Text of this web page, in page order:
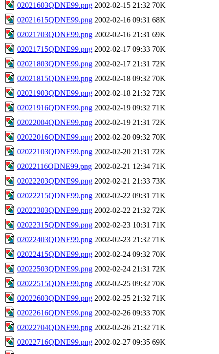
02021603QDNE99.png 2002-02-15 21:32 70K
02021615QDNE99.png 2002-02-16 09:31 68K
02021703QDNE99.png 2002-02-16 21:31 69K
02021715QDNE99.png 2002-02-17 09:33 70K
02021803QDNE99.png 2002-02-17 21:31 72K
02021815QDNE99.png 2002-02-18 09:32 70K
02021903QDNE99.png 2002-02-18 21:32 72K
02021916QDNE99.png 2002-02-19 09:32 71K
02022004QDNE99.png 2002-02-19 21:31 72K
02022016QDNE99.png 2002-02-20 09:32 70K
02022103QDNE99.png 2002-02-20 21:31 72K
02022116QDNE99.png 2002-02-21 12:34 71K
02022203QDNE99.png 2002-02-21 21:33 73K
02022215QDNE99.png 2002-02-22 09:31 71K
02022303QDNE99.png 2002-02-22 21:32 72K
02022315QDNE99.png 2002-02-23 10:31 71K
02022403QDNE99.png 2002-02-23 21:32 71K
02022415QDNE99.png 2002-02-24 09:32 70K
02022503QDNE99.png 2002-02-24 21:31 72K
02022515QDNE99.png 2002-02-25 09:32 70K
02022603QDNE99.png 2002-02-25 21:32 71K
02022616QDNE99.png 2002-02-26 09:33 70K
02022704QDNE99.png 2002-02-26 21:32 71K
02022716QDNE99.png 2002-02-27 09:35 69K